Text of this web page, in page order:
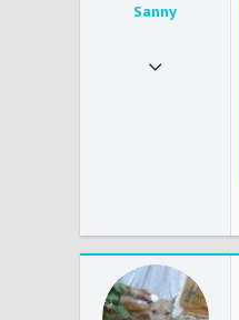
Sanny
Мои зверушки
Санни-троглодит, гнездовая собака(метиска), Спотик-озорной малыш стаффика, нежный малыш, летучая мышь, Ева(Хомяк, Вонючка)-хорек, 2 кошки(теперь одна осталась, Милка ушла от нас на радугу 12.02.14), рыбки и креветки, Крыс Сальвадор (Малыш на радуге, умер 17.05.2014)